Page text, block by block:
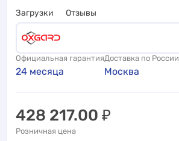
Загрузки
Отзывы
Официальная гарантия
24 месяца
Доставка по России
Москва
428 217.00 ₽
Розничная цена